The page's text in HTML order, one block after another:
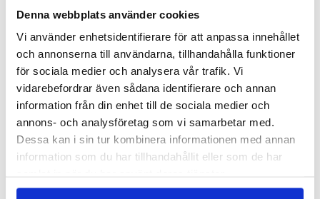
Denna webbplats använder cookies
Vi använder enhetsidentifierare för att anpassa innehållet
och annonserna till användarna, tillhandahålla funktioner
för sociala medier och analysera vår trafik. Vi
vidarebefordrar även sådana identifierare och annan
information från din enhet till de sociala medier och
annons- och analysföretag som vi samarbetar med.
Dessa kan i sin tur kombinera informationen med annan
information som du har tillhandahållit eller som de har
Skrivset Capybara
39 kr
KÖP
Capybara armband och
berlocker
59 kr
KÖP